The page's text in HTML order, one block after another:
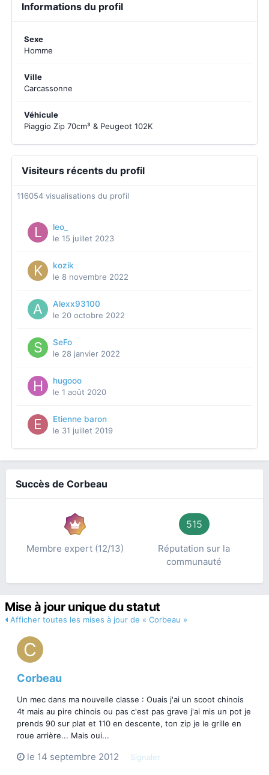
Informations du profil
Sexe
Homme
Ville
Carcassonne
Véhicule
Piaggio Zip 70cm³ & Peugeot 102K
Visiteurs récents du profil
116054 visualisations du profil
leo_
le 15 juillet 2023
kozik
le 8 novembre 2022
Alexx93100
le 20 octobre 2022
SeFo
le 28 janvier 2022
hugooo
le 1 août 2020
Etienne baron
le 31 juillet 2019
Succès de Corbeau
Membre expert (12/13)
515
Réputation sur la
communauté
Mise à jour unique du statut
Afficher toutes les mises à jour de « Corbeau »
Corbeau
Un mec dans ma nouvelle classe : Ouais j'ai un scoot chinois
4t mais au pire chinois ou pas c'est pas grave j'ai mis un pot je
prends 90 sur plat et 110 en descente, ton zip je le grille en
roue arrière... Mais oui...
le 14 septembre 2012 Signaler